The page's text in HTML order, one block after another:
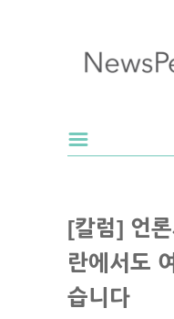
[칼럼] 언
란에서도
습니다